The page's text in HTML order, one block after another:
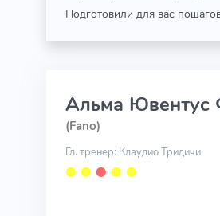
Подготовили для вас
Альма Ювентус
(Fano)
Гл. тренер: Клаудио Тридичи
⬤ ⬤ ⬤ ⬤ ⬤